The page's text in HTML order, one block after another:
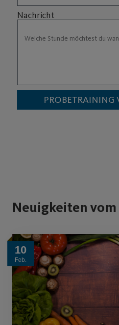
Nachricht
PROBETRAINING
Neuigkeiten vom
10
Feb.